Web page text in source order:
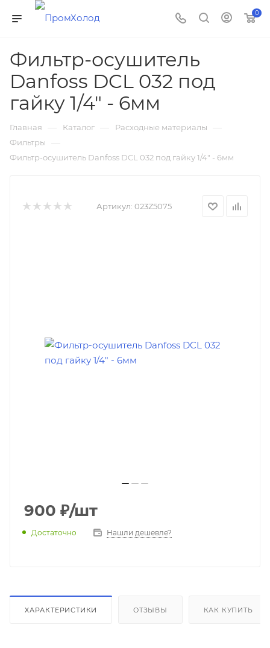
0
Фильтр-осушитель
Danfoss DCL 032 под
гайку 1/4" - 6мм
Главная — Каталог — Расходные материалы —
Фильтры —
Фильтр-осушитель Danfoss DCL 032 под гайку 1/4" - 6мм
Артикул: 023Z5075
900 ₽/шт
Достаточно Нашли дешевле?
ХАРАКТЕРИСТИКИ ОТЗЫВЫ КАК КУПИТЬ